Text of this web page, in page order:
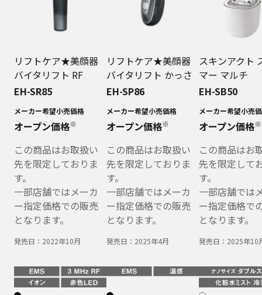
リフトケア★美顔器
バイタリフト RF
EH-SR85
メーカー希望小売価格
オープン価格※
この商品はお取扱い
先を限定しておりま
す。
一部店舗ではメーカ
ー指定価格での販売
となります。
発売日： 2022年10月
リフトケア★美顔器
バイタリフト かっさ
EH-SP86
メーカー希望小売価格
オープン価格※
この商品はお取扱い
先を限定しておりま
す。
一部店舗ではメーカ
ー指定価格での販売
となります。
発売日： 2025年4月
スキンアクト
マー マルチ
EH-SB50
メーカー希望小売
オープン価格※
この商品はお
先を限定して
す。
一部店舗では
ー指定価格で
となります。
発売日： 2025年10